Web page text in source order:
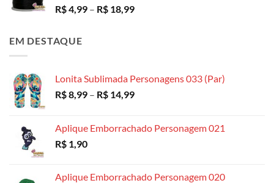
R$4,99 – R$ 18,99Faixa
EM DESTAQUE
Lonita Sublimada Personagens 033 (Par)
R$8,99 – R$ 14,99Faixa
R$ 8,99
Aplique Emborrachado Personagem 021
R$ 1,90
Aplique Emborrachado Personagem 020